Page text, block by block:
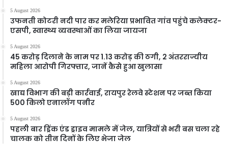
5 August 2026
उफनती कोटरी नदी पार कर मलेरिया प्रभावित गांव पहुंचे कलेक्टर-
एसपी, स्वास्थ्य व्यवस्थाओं का लिया जायजा
5 August 2026
45 करोड़ दिलाने के नाम पर 1.13 करोड़ की ठगी, 2 अंतरराज्यीय
महिला आरोपी गिरफ्तार, जानें कैसे हुआ खुलासा
5 August 2026
खाद्य विभाग की बड़ी कार्रवाई, रायपुर रेलवे स्टेशन पर जब्त किया
500 किलो एनालॉग पनीर
5 August 2026
पहली बार ड्रिंक एंड ड्राइव मामले में जेल, यात्रियों से भरी बस चला रहे
चालक को तीन दिनों के लिए भेजा जेल